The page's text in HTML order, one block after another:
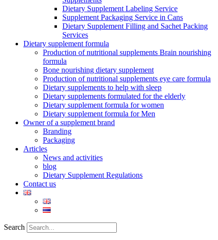
Dietary Supplement Labeling Service
Supplement Packaging Service in Cans
Dietary Supplement Filling and Sachet Packing
Services
Dietary supplement formula
Production of nutritional supplements Brain nourishing
formula
Bone nourishing dietary supplement
Production of nutritional supplements eye care formula
Dietary supplements to help with sleep
Dietary supplements formulated for the elderly
Dietary supplement formula for women
Dietary supplement formula for Men
Owner of a supplement brand
Branding
Packaging
Articles
News and activities
blog
Dietary Supplement Regulations
Contact us
Search